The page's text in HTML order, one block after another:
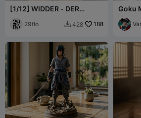
[1/12] WIDDER - DER
Tierkreiszeichen-Serie
29flo  428 188
Goku